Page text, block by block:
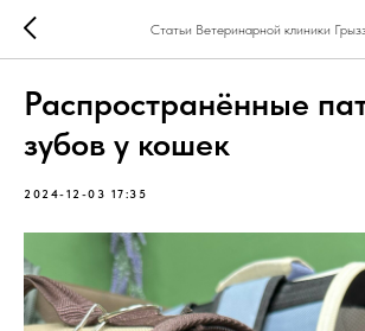
Статьи Ветеринарной клиники
Распространённые
зубов у кошек
2024-12-03 17:35